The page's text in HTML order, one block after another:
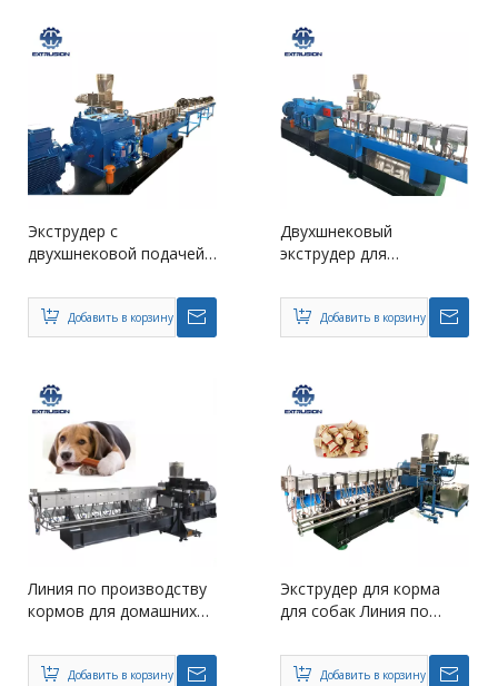
Экструдер с
двухшнековой подачей
собак
Добавить в корзину
Двухшнековый
экструдер для
собак
Добавить в корзину
Линия по производству
кормов для домашних
двухшнековым
экструдером для
Добавить в корзину
Экструдер для корма
для собак Линия по
для домашних животных
Добавить в корзину